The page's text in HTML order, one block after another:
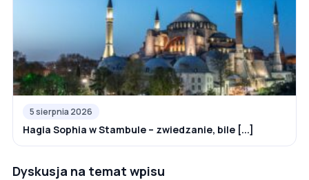
5 sierpnia 2026
Hagia Sophia w Stambule – zwiedzanie, bile [...]
Dyskusja na temat wpisu